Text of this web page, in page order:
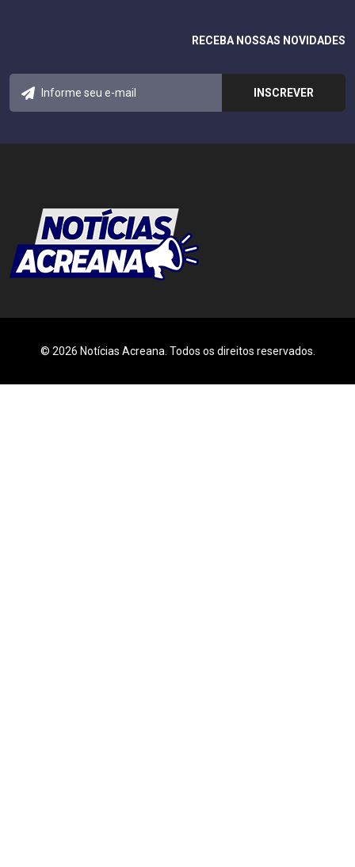
RECEBA NOSSAS NOVIDADES
© 2026 Notícias Acreana. Todos os direitos reservados.